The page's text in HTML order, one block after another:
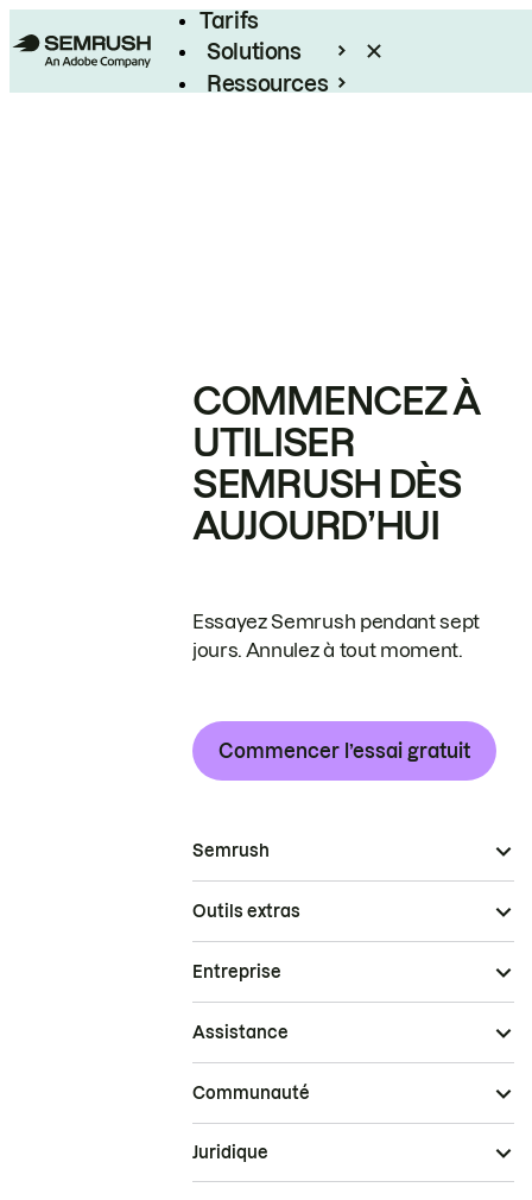
Tarifs
Solutions
Ressources
COMMENCEZ À
UTILISER
SEMRUSH DÈS
AUJOURD’HUI
Essayez Semrush pendant sept
jours. Annulez à tout moment.
Commencer l’essai gratuit
Semrush
Outils extras
Entreprise
Assistance
Communauté
Juridique